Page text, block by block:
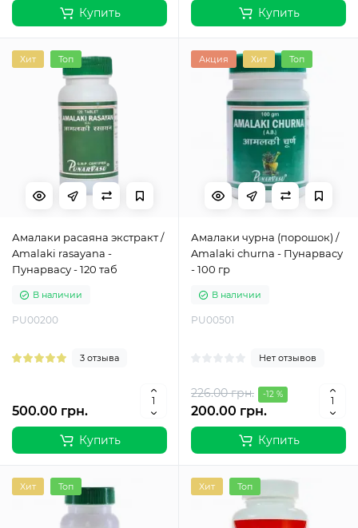
Купить Купить
Хит Топ
Амалаки расаяна экстракт /
Amalaki rasayana -
Пунарвасу - 120 таб
В наличии
PU00200
3 отзыва
500.00 грн.
Купить
Акция Хит Топ
Амалаки чурна (порошок) /
Amalaki churna - Пунарвасу
- 100 гр
В наличии
PU00501
Нет отзывов
226.00 грн. -12 %
200.00 грн.
Купить
Хит Топ Хит Топ